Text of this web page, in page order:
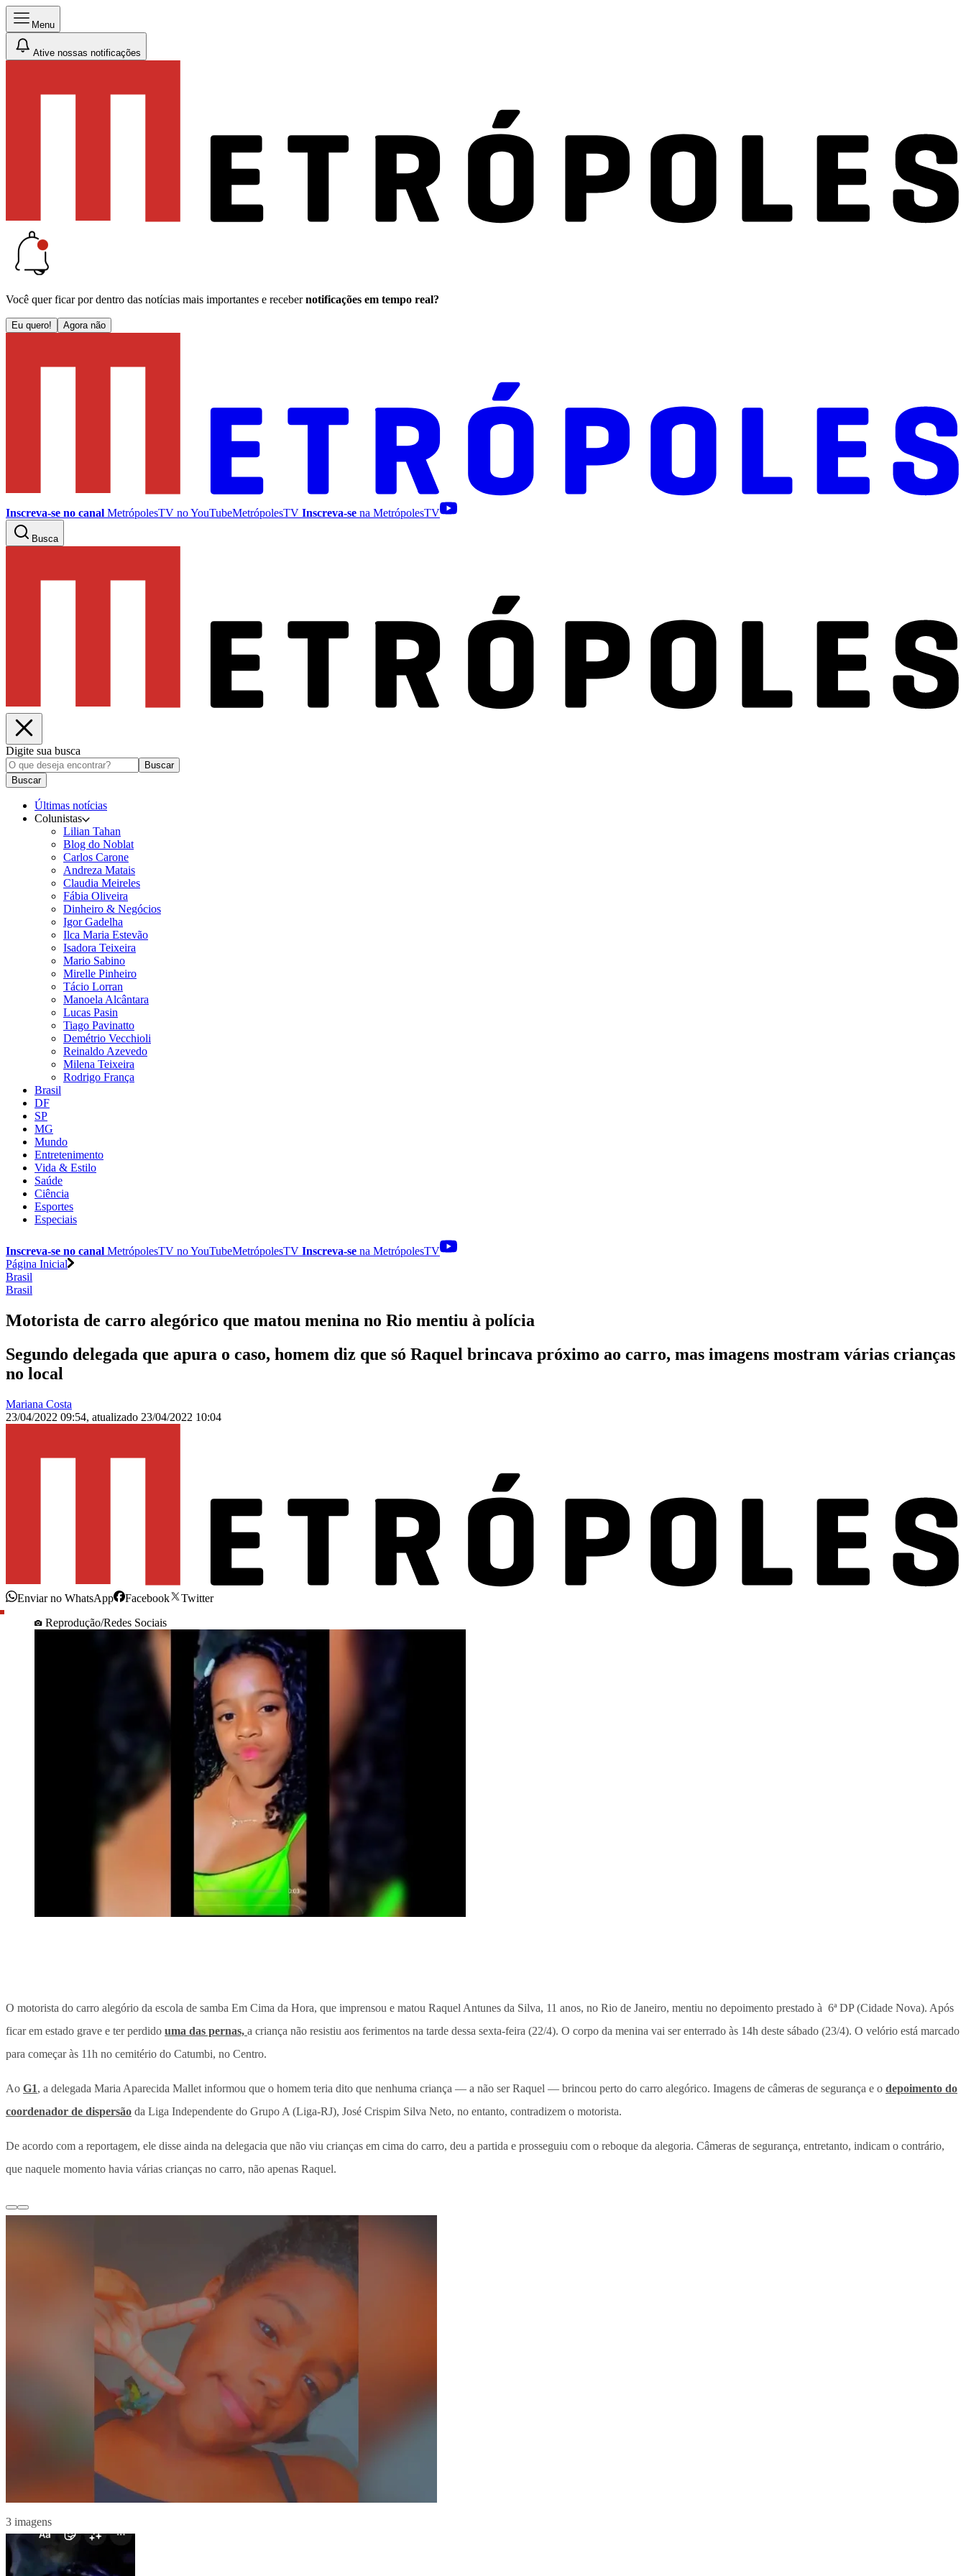
Menu
Ative nossas notificações
Você quer ficar por dentro das notícias mais importantes e receber notificações em tempo real?
Eu quero! Agora não
Inscreva-se no canal MetrópolesTV noYouTubeMetrópolesTV Inscreva-se na MetrópolesTV
Busca
Digite sua busca
Buscar
Buscar
Últimas notícias
Colunistas
Lilian Tahan
Blog do Noblat
Carlos Carone
Andreza Matais
Claudia Meireles
Fábia Oliveira
Dinheiro & Negócios
Igor Gadelha
Ilca Maria Estevão
Isadora Teixeira
Mario Sabino
Mirelle Pinheiro
Tácio Lorran
Manoela Alcântara
Lucas Pasin
Tiago Pavinatto
Demétrio Vecchioli
Reinaldo Azevedo
Milena Teixeira
Rodrigo França
Brasil
DF
SP
MG
Mundo
Entretenimento
Vida & Estilo
Saúde
Ciência
Esportes
Especiais
Inscreva-se no canal MetrópolesTV noYouTubeMetrópolesTV Inscreva-se na MetrópolesTV
Página Inicial
Brasil
Brasil
Motorista de carro alegórico que matou menina no Rio mentiu à polícia
Segundo delegada que apura o caso, homem diz que só Raquel brincava próximo ao carro, mas imagens mostram várias crianças
no local
Mariana Costa
23/04/2022 09:54, atualizado 23/04/2022 10:04
Enviar no WhatsApp Facebook
Twitter
Reprodução/Redes Sociais
O motorista do carro alegório da escola de samba Em Cima da Hora, que imprensou e matou Raquel Antunes da Silva, 11 anos, no Rio de Janeiro, mentiu no depoimento prestado à 6ª DP (Cidade Nova). Após
ficar em estado grave e ter perdido uma das pernas, a criança não resistiu aos ferimentos na tarde dessa sexta-feira (22/4). O corpo da menina vai ser enterrado às 14h deste sábado (23/4). O velório está marcado
para começar às 11h no cemitério do Catumbi, no Centro.
Ao G1, a delegada Maria Aparecida Mallet informou que o homem teria dito que nenhuma criança — a não ser Raquel — brincou perto do carro alegórico. Imagens de câmeras de segurança e o depoimento do
coordenador de dispersão da Liga Independente do Grupo A (Liga-RJ), José Crispim Silva Neto, no entanto, contradizem o motorista.
De acordo com a reportagem, ele disse ainda na delegacia que não viu crianças em cima do carro, deu a partida e prosseguiu com o reboque da alegoria. Câmeras de segurança, entretanto, indicam o contrário,
que naquele momento havia várias crianças no carro, não apenas Raquel.
3 imagens